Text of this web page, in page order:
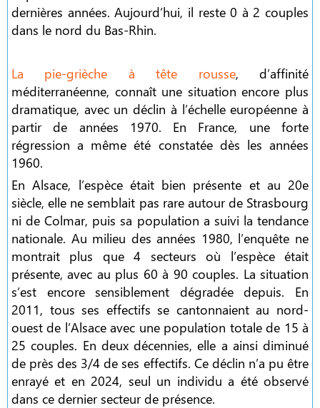
dernières années. Aujourd’hui, il reste 0 à 2 couples
dans le nord du Bas-Rhin.
La pie-grièche à tête rousse, d’affinité
méditerranéenne, connaît une situation encore plus
dramatique, avec un déclin à l’échelle européenne à
partir de années 1970. En France, une forte
régression a même été constatée dès les années
1960.
En Alsace, l’espèce était bien présente et au 20e
siècle, elle ne semblait pas rare autour de Strasbourg
ni de Colmar, puis sa population a suivi la tendance
nationale. Au milieu des années 1980, l’enquête ne
montrait plus que 4 secteurs où l’espèce était
présente, avec au plus 60 à 90 couples. La situation
s’est encore sensiblement dégradée depuis. En
2011, tous ses effectifs se cantonnaient au nord-
ouest de l’Alsace avec une population totale de 15 à
25 couples. En deux décennies, elle a ainsi diminué
de près des 3/4 de ses effectifs. Ce déclin n’a pu être
enrayé et en 2024, seul un individu a été observé
dans ce dernier secteur de présence.